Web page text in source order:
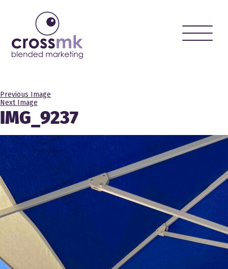
Toggle
Previous Image
Next Image
IMG_9237